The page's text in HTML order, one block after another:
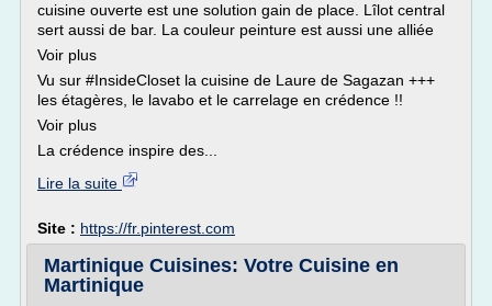
cuisine ouverte est une solution gain de place. Lîlot central
sert aussi de bar. La couleur peinture est aussi une alliée
Voir plus
Vu sur #InsideCloset la cuisine de Laure de Sagazan +++
les étagères, le lavabo et le carrelage en crédence !!
Voir plus
La crédence inspire des...
Lire la suite
Site : https://fr.pinterest.com
Martinique Cuisines: Votre Cuisine en
Martinique